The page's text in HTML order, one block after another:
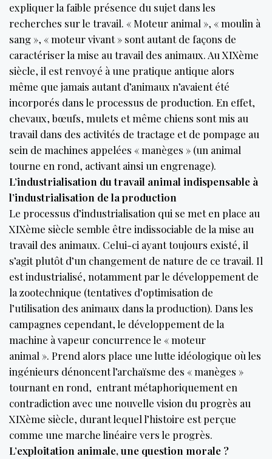
expliquer la faible présence du sujet dans les
recherches sur le travail. « Moteur animal », « moulin à
sang », « moteur vivant » sont autant de façons de
caractériser la mise au travail des animaux. Au XIXème
siècle, il est renvoyé à une pratique antique alors
même que jamais autant d’animaux n’avaient été
incorporés dans le processus de production. En effet,
chevaux, bœufs, mulets et même chiens sont mis au
travail dans des activités de tractage et de pompage au
sein de machines appelées « manèges » (un animal
tourne en rond, activant ainsi un engrenage).
L’industrialisation du travail animal indispensable à
l’industrialisation de la production
Le processus d’industrialisation qui se met en place au
XIXème siècle semble être indissociable de la mise au
travail des animaux. Celui-ci ayant toujours existé, il
s’agit plutôt d’un changement de nature de ce travail. Il
est industrialisé, notamment par le développement de
la zootechnique (tentatives d’optimisation de
l’utilisation des animaux dans la production). Dans les
campagnes cependant, le développement de la
machine à vapeur concurrence le « moteur
animal ». Prend alors place une lutte idéologique où les
ingénieurs dénoncent l’archaïsme des « manèges »
tournant en rond, entrant métaphoriquement en
contradiction avec une nouvelle vision du progrès au
XIXème siècle, durant lequel l’histoire est perçue
comme une marche linéaire vers le progrès.
L’exploitation animale, une question morale ?